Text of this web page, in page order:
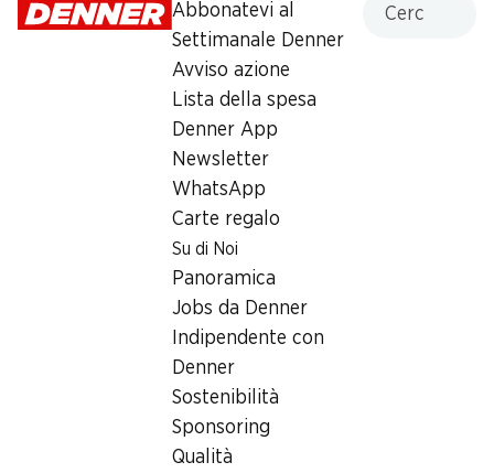
Abbonatevi al
Settimanale Denner
Avviso azione
Lista della spesa
Denner App
Newsletter
WhatsApp
Carte regalo
Su di Noi
Panoramica
Jobs da Denner
Indipendente con
Denner
Sostenibilità
Sponsoring
Qualità
chiusa
Prelievo di contanti con Post-Card / M-Card